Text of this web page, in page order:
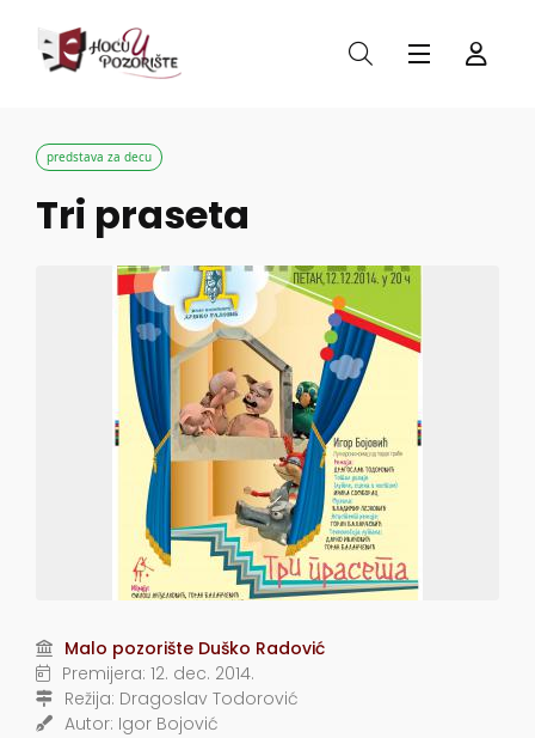
predstava za decu
Tri praseta
Malo pozorište Duško Radović
Premijera: 12. dec. 2014.
Režija: Dragoslav Todorović
Autor: Igor Bojović